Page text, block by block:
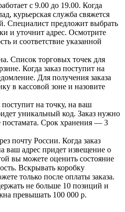
с 9.00 до 19.00. Когда
курьерская служба свяжется
Специалист предложит выбрать
и уточнит адрес. Осмотрите
и соответствие указанной
Список торговых точек для
Когда заказ поступит на
Для получения заказа
в кассовой зоне и назовите
поступит на точку, на ваш
уникальный код. Заказ нужно
постамата. Срок хранения — 3
почту России. Когда заказ
ваш адрес придет извещение о
вы можете оценить состояние
Вскрывать коробку
только после оплаты заказа.
не больше 10 позиций и
превышать 100 000 р.